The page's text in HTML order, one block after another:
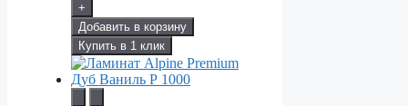
+
Добавить в корзину
Купить в 1 клик